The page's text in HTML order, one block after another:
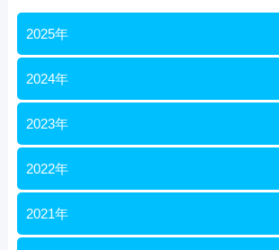
2025年
2024年
2023年
2022年
2021年